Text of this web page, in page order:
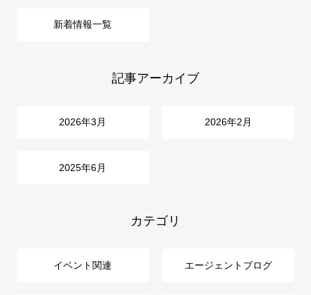
新着情報一覧
記事アーカイブ
2026年3月 2026年2月
2025年6月
カテゴリ
イベント関連 エージェントブログ